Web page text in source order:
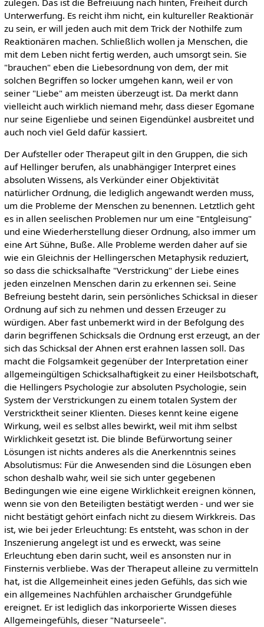
Unterwerfung. Es reicht ihm nicht, ein kultureller Reaktionär
zu sein, er will jeden auch mit dem Trick der Nothilfe zum
Reaktionären machen. Schließlich wollen ja Menschen, die
mit dem Leben nicht fertig werden, auch umsorgt sein. Sie
"brauchen" eben die Liebesordnung von dem, der mit
solchen Begriffen so locker umgehen kann, weil er von
seiner "Liebe" am meisten überzeugt ist. Da merkt dann
vielleicht auch wirklich niemand mehr, dass dieser Egomane
nur seine Eigenliebe und seinen Eigendünkel ausbreitet und
auch noch viel Geld dafür kassiert.
Der Aufsteller oder Therapeut gilt in den Gruppen, die sich
auf Hellinger berufen, als unabhängiger Interpret eines
absoluten Wissens, als Verkünder einer Objektivität
natürlicher Ordnung, die lediglich angewandt werden muss,
um die Probleme der Menschen zu benennen. Letztlich geht
es in allen seelischen Problemen nur um eine "Entgleisung"
und eine Wiederherstellung dieser Ordnung, also immer um
eine Art Sühne, Buße. Alle Probleme werden daher auf sie
wie ein Gleichnis der Hellingerschen Metaphysik reduziert,
so dass die schicksalhafte "Verstrickung" der Liebe eines
jeden einzelnen Menschen darin zu erkennen sei. Seine
Befreiung besteht darin, sein persönliches Schicksal in dieser
Ordnung auf sich zu nehmen und dessen Erzeuger zu
würdigen. Aber fast unbemerkt wird in der Befolgung des
darin begriffenen Schicksals die Ordnung erst erzeugt, an der
sich das Schicksal der Ahnen erst erahnen lassen soll. Das
macht die Folgsamkeit gegenüber der Interpretation einer
allgemeingültigen Schicksalhaftigkeit zu einer Heilsbotschaft,
die Hellingers Psychologie zur absoluten Psychologie, sein
System der Verstrickungen zu einem totalen System der
Verstricktheit seiner Klienten. Dieses kennt keine eigene
Wirkung, weil es selbst alles bewirkt, weil mit ihm selbst
Wirklichkeit gesetzt ist. Die blinde Befürwortung seiner
Lösungen ist nichts anderes als die Anerkenntnis seines
Absolutismus: Für die Anwesenden sind die Lösungen eben
schon deshalb wahr, weil sie sich unter gegebenen
Bedingungen wie eine eigene Wirklichkeit ereignen können,
wenn sie von den Beteiligten bestätigt werden - und wer sie
nicht bestätigt gehört einfach nicht zu diesem Wirkkreis. Das
ist, wie bei jeder Erleuchtung: Es entsteht, was schon in der
Inszenierung angelegt ist und es erweckt, was seine
Erleuchtung eben darin sucht, weil es ansonsten nur in
Finsternis verbliebe. Was der Therapeut alleine zu vermitteln
hat, ist die Allgemeinheit eines jeden Gefühls, das sich wie
ein allgemeines Nachfühlen archaischer Grundgefühle
ereignet. Er ist lediglich das inkorporierte Wissen dieses
Allgemeingefühls, dieser "Naturseele".